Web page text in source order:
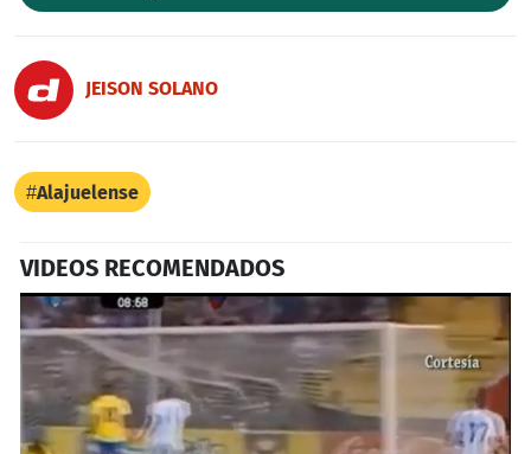
JEISON SOLANO
Alajuelense
VIDEOS RECOMENDADOS